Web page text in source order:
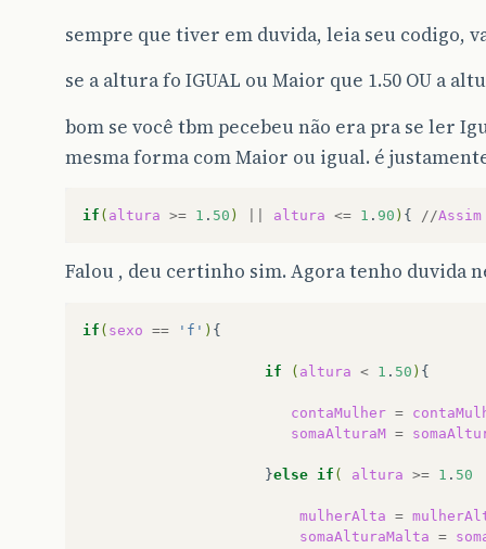
sempre que tiver em duvida, leia seu codigo,
se a altura fo IGUAL ou Maior que 1.50 OU a
bom se você tbm pecebeu não era pra se ler
mesma forma com Maior ou igual. é
if ( altura >= 1 . 50 ) altura <= 1 . 90 ) { //Assim
Falou , deu certinho sim. Agora tenho duvida
if ( sexo == 'f' )
if ( altura < 1 . 50 )
contaMulher =
somaAlturaM =
}else if ( altura >= 1 . 50
mulherAlta =
somaAlturaMalta =